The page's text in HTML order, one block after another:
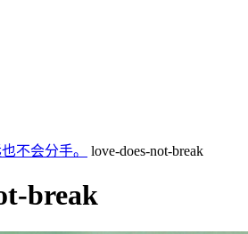
不会分手。 love-does-not-break
break